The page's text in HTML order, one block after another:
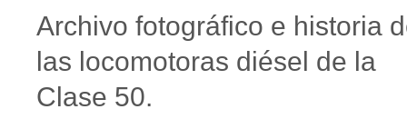
Archivo fotográfico e historia
las locomotoras diésel de la
Clase 50.